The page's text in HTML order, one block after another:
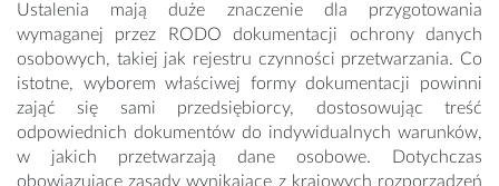
Ustalenia mają duże znaczenie dla przygotowania
wymaganej przez RODO dokumentacji ochrony danych
osobowych, takiej jak rejestru czynności przetwarzania. Co
istotne, wyborem właściwej formy dokumentacji powinni
zająć się sami przedsiębiorcy, dostosowując treść
odpowiednich dokumentów do indywidualnych warunków,
w jakich przetwarzają dane osobowe. Dotychczas
obowiązujące zasady wynikające z krajowych rozporządzeń